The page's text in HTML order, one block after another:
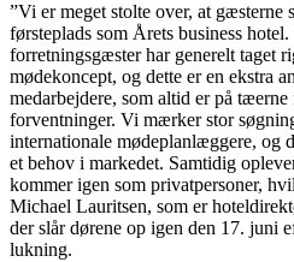
”Vi er meget stolte over, at gæsterne
førsteplads som Årets business
forretningsgæster har generelt taget
mødekoncept, og dette er en ekstra
medarbejdere, som altid er på
forventninger. Vi mærker stor
internationale mødeplanlæggere, og
et behov i markedet. Samtidig
kommer igen som privatpersoner,
Michael Lauritsen, som er
der slår dørene op igen den 17. juni
lukning.